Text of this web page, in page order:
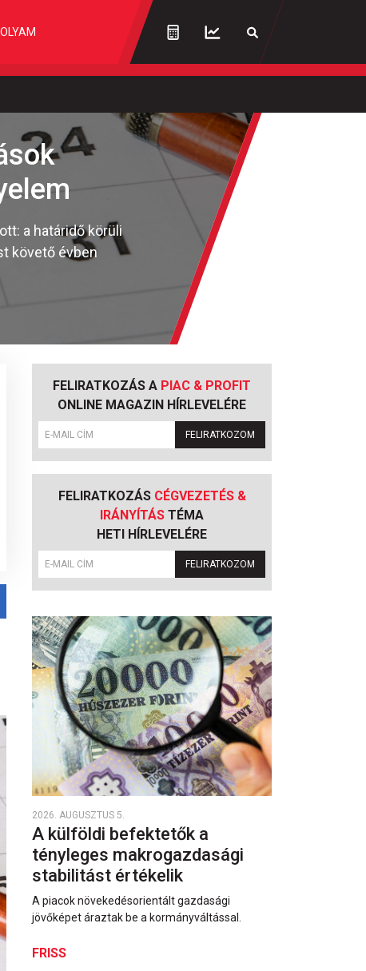
a határidő körüli
követő évben
FELIRATKOZÁS A PIAC & PROFIT
ONLINE MAGAZIN HÍRLEVELÉRE
FELIRATKOZOM
FELIRATKOZÁS CÉGVEZETÉS &
IRÁNYÍTÁS TÉMA
HETI HÍRLEVELÉRE
FELIRATKOZOM
2026. AUGUSZTUS 5.
A külföldi befektetők a
tényleges makrogazdasági
stabilitást értékelik
A piacok növekedésorientált gazdasági
jövőképet áraztak be a kormányváltással.
FRISS